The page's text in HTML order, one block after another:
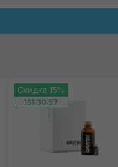
Скидка 15%
161:30:56